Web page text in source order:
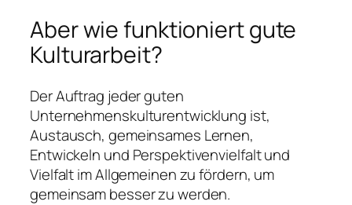
Aber wie funktioniert gute
Kulturarbeit?
Der Auftrag jeder guten
Unternehmenskulturentwicklung ist,
Austausch, gemeinsames Lernen,
Entwickeln und Perspektivenvielfalt und
Vielfalt im Allgemeinen zu fördern, um
gemeinsam besser zu werden.